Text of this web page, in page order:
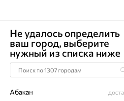
Главная Каталог Браслеты
Браслет, золото,
Артикул:бр152-62
Не удалось определить
ваш город, выберите
нужный из списка ниже
Абакан